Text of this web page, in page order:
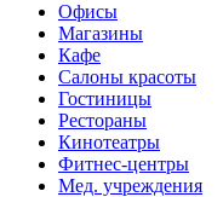
Офисы
Магазины
Кафе
Салоны красоты
Гостиницы
Рестораны
Кинотеатры
Фитнес-центры
Мед. учреждения